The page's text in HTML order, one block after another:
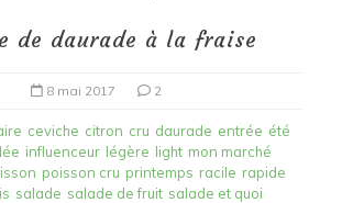
de daurade à la fraise
8 mai 2017 2
ceviche citron cru daurade entrée été
influenceur légère light mon marché
poisson cru printemps racile rapide
salade salade de fruit salade et quoi